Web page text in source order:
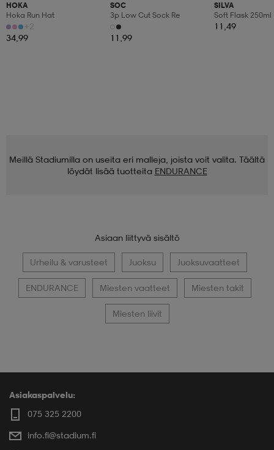
HOKA
Hoka Run Hat
+2
34,99
SOC
3p Low Cut Sock Re
11,99
SILVA
Soft Flask 250ml
11,49
Meillä Stadiumilla on useita eri malleja, joista voit valita. Täältä
löydät lisää tuotteita ENDURANCE
Asiaan liittyvä sisältö
Urheilu & varusteet Juoksu Juoksuvaatteet
ENDURANCE Miesten vaatteet Miesten takit
Miesten liivit
Asiakaspalvelu:
075 325 2200
info.fi@stadium.fi